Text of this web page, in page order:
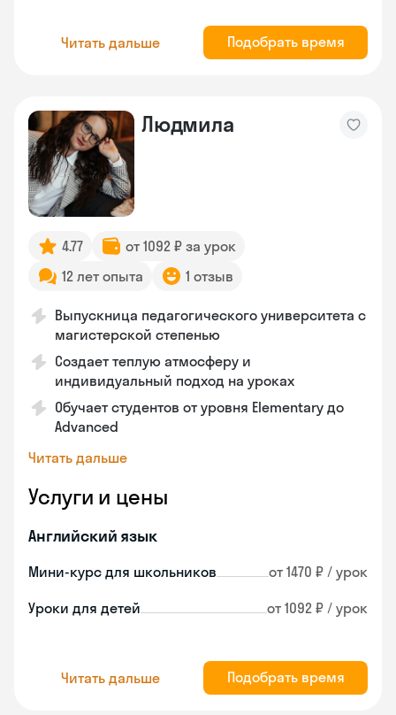
Читать дальше Подобрать время
Людмила
4.77
от 1092 ₽ за урок
12 лет опыта
1 отзыв
Выпускница педагогического университета с
магистерской степенью
Создает теплую атмосферу и
индивидуальный подход на уроках
Обучает студентов от уровня Elementary до
Advanced
Читать дальше
Услуги и цены
Английский язык
Мини-курс для школьников от 1470 ₽ / урок
Уроки для детей от 1092 ₽ / урок
Читать дальше Подобрать время